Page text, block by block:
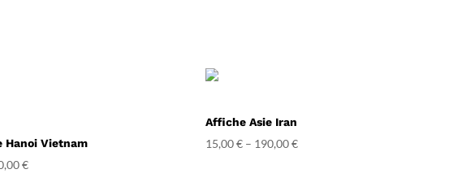
Hanoi Vietnam
€
Affiche Asie Iran
15,00€– 190,00€